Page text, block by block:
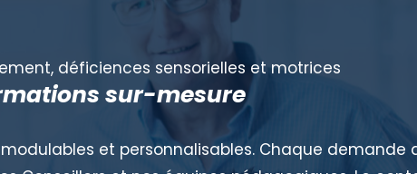
déficiences sensorielles et motrices
sur-mesure
et personnalisables. Chaque demande